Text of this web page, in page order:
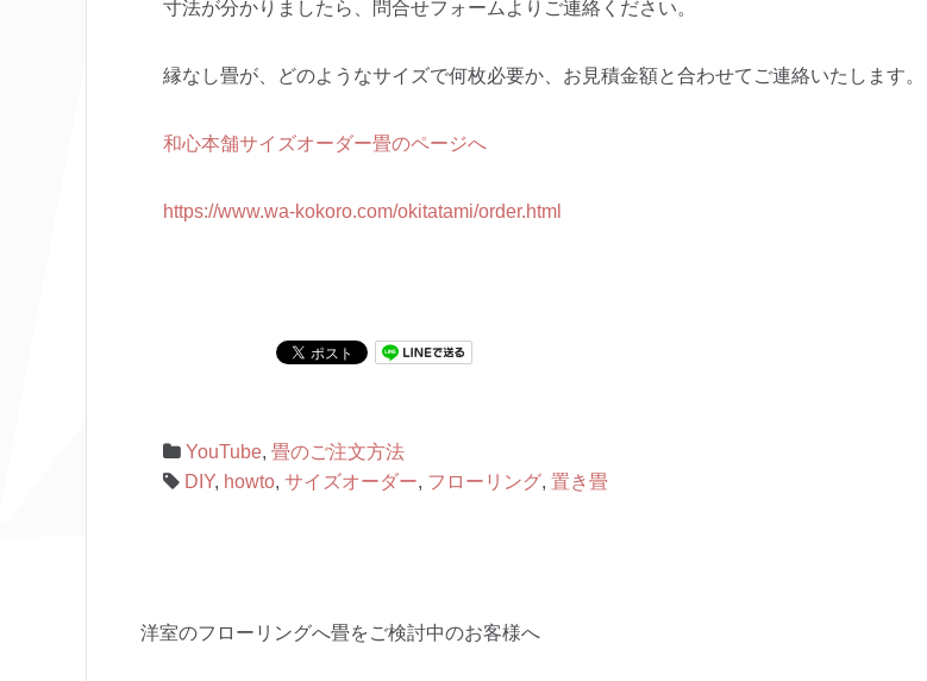
寸法が分かりましたら、問合せフォームよりご連絡ください。
縁なし畳が、どのようなサイズで何枚必要か、お見積金額と合わせてご連絡いたします。
和心本舗サイズオーダー畳のページへ
https://www.wa-kokoro.com/okitatami/order.html
YouTube, 畳のご注文方法
DIY, howto, サイズオーダー, フローリング, 置き畳
洋室のフローリングへ畳をご検討中のお客様へ